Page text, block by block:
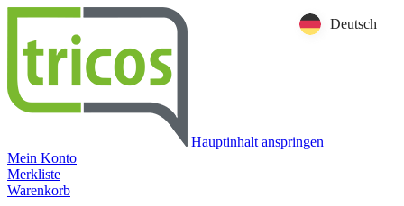
Hauptinhalt anspringen
Mein Konto
Merkliste
Warenkorb
Deutsch